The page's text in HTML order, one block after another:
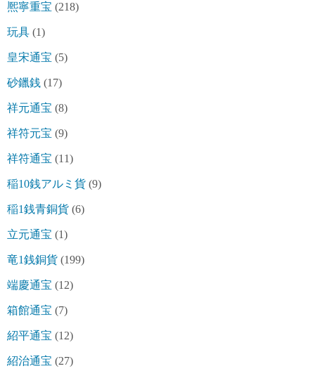
熈寧重宝 (218)
玩具 (1)
皇宋通宝 (5)
砂鑞銭 (17)
祥元通宝 (8)
祥符元宝 (9)
祥符通宝 (11)
稲10銭アルミ貨 (9)
稲1銭青銅貨 (6)
立元通宝 (1)
竜1銭銅貨 (199)
端慶通宝 (12)
箱館通宝 (7)
紹平通宝 (12)
紹治通宝 (27)